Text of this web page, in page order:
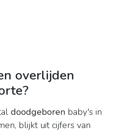
overlijden
doodgeboren baby's in
blijkt uit cijfers van